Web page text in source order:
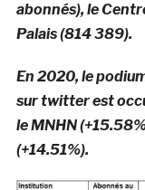
abonnés), le
Palais (814 389).
En 2020, le
sur twitter est
le MNHN
(+14.51%).